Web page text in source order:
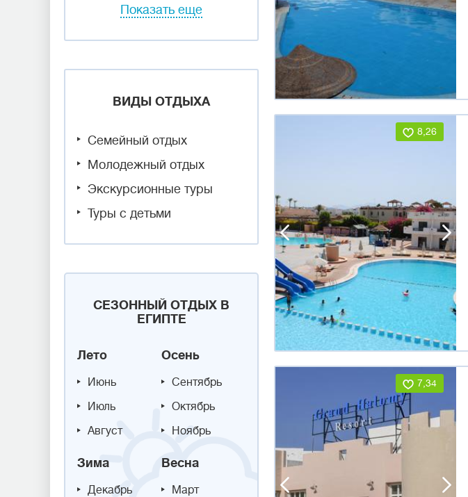
Показать еще
ВИДЫ ОТДЫХА
Семейный отдых
Молодежный отдых
Экскурсионные туры
Туры с детьми
СЕЗОННЫЙ ОТДЫХ В
ЕГИПТЕ
Лето
Июнь
Июль
Август
Осень
Сентябрь
Октябрь
Ноябрь
Зима
Декабрь
Весна
Март
8,26
7,34